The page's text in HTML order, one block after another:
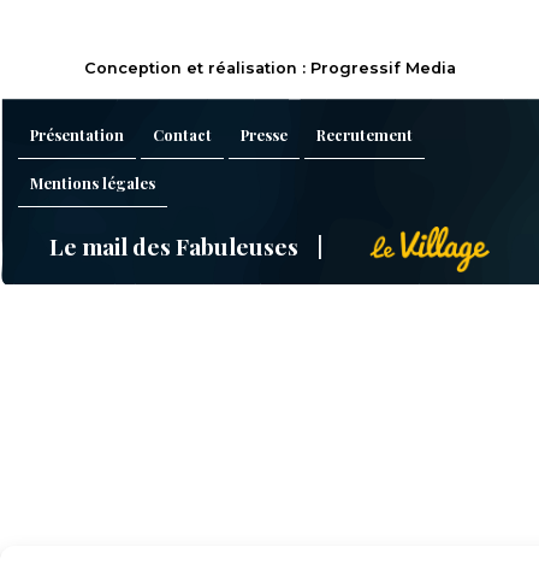
Conception et réalisation : Progressif Media
Présentation Contact Presse Recrutement
Mentions légales
Le mail des Fabuleuses